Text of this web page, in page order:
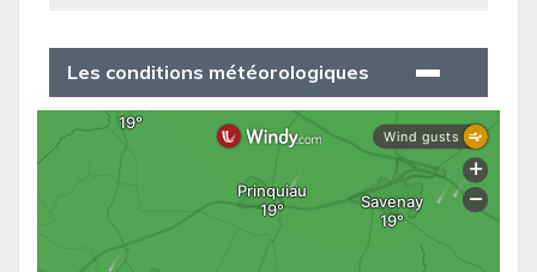
Les conditions météorologiques